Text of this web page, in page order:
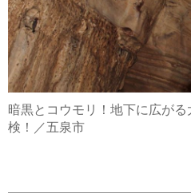
暗黒とコウモリ！地下に広が
検！／五泉市